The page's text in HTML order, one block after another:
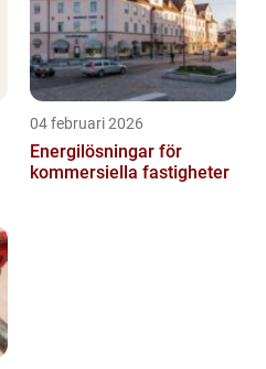
04 februari 2026
Energilösningar för
kommersiella fastigheter